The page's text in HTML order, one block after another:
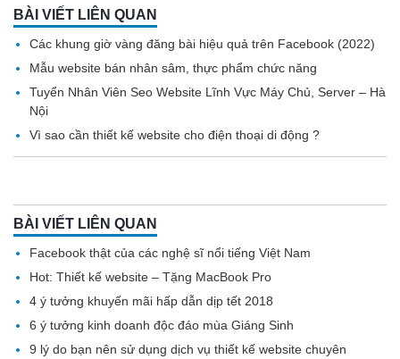
BÀI VIẾT LIÊN QUAN
Các khung giờ vàng đăng bài hiệu quả trên Facebook (2022)
Mẫu website bán nhân sâm, thực phẩm chức năng
Tuyển Nhân Viên Seo Website Lĩnh Vực Máy Chủ, Server – Hà
Nội
Vì sao cần thiết kế website cho điện thoại di động ?
BÀI VIẾT LIÊN QUAN
Facebook thật của các nghệ sĩ nổi tiếng Việt Nam
Hot: Thiết kế website – Tặng MacBook Pro
4 ý tưởng khuyến mãi hấp dẫn dịp tết 2018
6 ý tưởng kinh doanh độc đáo mùa Giáng Sinh
9 lý do bạn nên sử dụng dịch vụ thiết kế website chuyên